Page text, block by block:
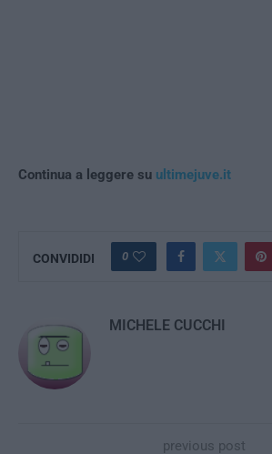
Continua a leggere su ultimejuve.it
CONVIDIDI 0
MICHELE CUCCHI
previous post